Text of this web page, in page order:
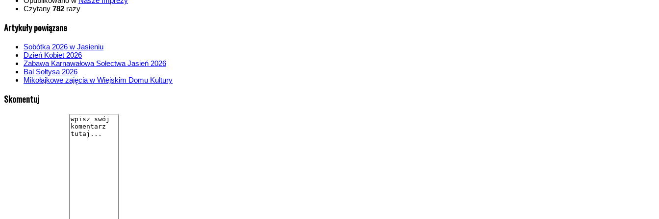
Czytany 782 razy
Artykuły powiązane
Sobótka 2026 w Jasieniu
Dzień Kobiet 2026
Zabawa Karnawałowa Sołectwa Jasień 2026
Bal Sołtysa 2026
Mikołajkowe zajęcia w Wiejskim Domu Kultury
Skomentuj